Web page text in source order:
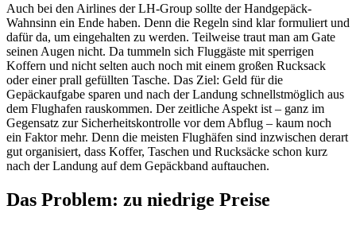
Auch bei den Airlines der LH-Group sollte der Handgepäck-
Wahnsinn ein Ende haben. Denn die Regeln sind klar formuliert und
dafür da, um eingehalten zu werden. Teilweise traut man am Gate
seinen Augen nicht. Da tummeln sich Fluggäste mit sperrigen
Koffern und nicht selten auch noch mit einem großen Rucksack
oder einer prall gefüllten Tasche. Das Ziel: Geld für die
Gepäckaufgabe sparen und nach der Landung schnellstmöglich aus
dem Flughafen rauskommen. Der zeitliche Aspekt ist – ganz im
Gegensatz zur Sicherheitskontrolle vor dem Abflug – kaum noch
ein Faktor mehr. Denn die meisten Flughäfen sind inzwischen derart
gut organisiert, dass Koffer, Taschen und Rucksäcke schon kurz
nach der Landung auf dem Gepäckband auftauchen.
Das Problem: zu niedrige Preise